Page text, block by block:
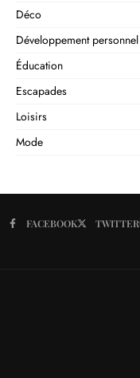
Déco
Développement personnel
Éducation
Escapades
Loisirs
Mode
FACEBOOK TWITTER